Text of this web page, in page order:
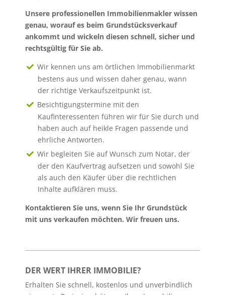
Unsere professionellen Immobilienmakler wissen
genau, worauf es beim Grundstücksverkauf
ankommt und wickeln diesen schnell, sicher und
rechtsgültig für Sie ab.
Wir kennen uns am örtlichen Immobilienmarkt
bestens aus und wissen daher genau, wann
der richtige Verkaufszeitpunkt ist.
Besichtigungstermine mit den
Kaufinteressenten führen wir für Sie durch und
haben auch auf heikle Fragen passende und
ehrliche Antworten.
Wir begleiten Sie auf Wunsch zum Notar, der
der den Kaufvertrag aufsetzen und sowohl Sie
als auch den Käufer über die rechtlichen
Inhalte aufklären muss.
Kontaktieren Sie uns, wenn Sie Ihr Grundstück
mit uns verkaufen möchten. Wir freuen uns.
DER WERT IHRER IMMOBILIE?
Erhalten Sie schnell, kostenlos und unverbindlich